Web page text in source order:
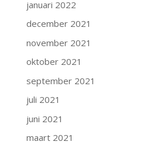
januari 2022
december 2021
november 2021
oktober 2021
september 2021
juli 2021
juni 2021
maart 2021